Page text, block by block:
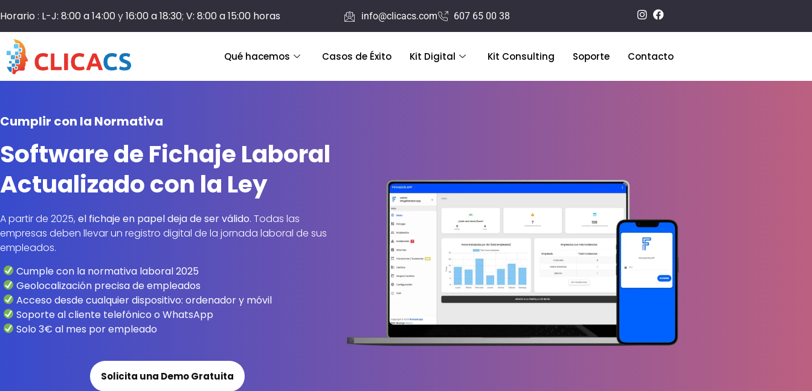
Horario : L-J: 8:00 a 14:00y16:00 a 18:30; V: 8:00 a 15:00 horas info@clicacs.com 607 65 00 38
Qué hacemos Casos de Éxito Kit Digital Kit Consulting Soporte Contacto
Cumplir con la Normativa
Software de Fichaje Laboral
Actualizado con la Ley
A partir de 2025, el fichaje en papel deja de ser válido. Todas las
empresas deben llevar un registro digital de la jornada laboral de sus
empleados.
Cumple con la normativa laboral 2025
Geolocalización precisa de empleados
Acceso desde cualquier dispositivo: ordenador y móvil
Soporte al cliente telefónico o WhatsApp
Solo 3€ al mes por empleado
Solicita una Demo Gratuita